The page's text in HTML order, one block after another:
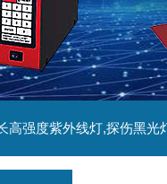
高强度紫外线灯,探伤黑光